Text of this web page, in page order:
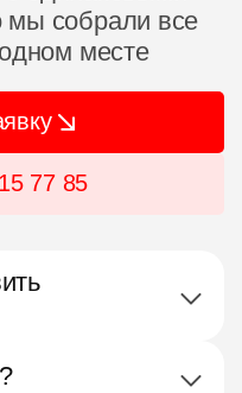
мы собрали все
месте
77 85